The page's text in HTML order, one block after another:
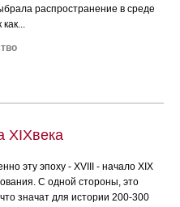
распространение в среде
XIXвека
эту эпоху - XVIII - начало XIX
С одной стороны, это
значат для истории 200-300